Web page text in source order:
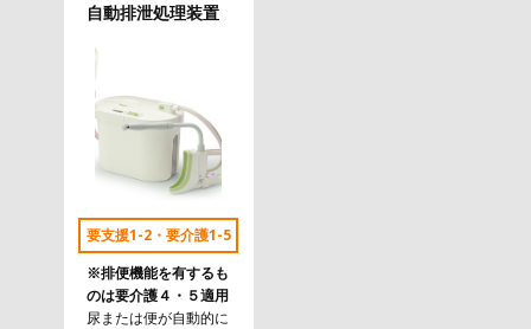
自動排泄処理装置
要支援1-2・要介護1-5
※排便機能を有するも
のは要介護４・５適用
尿または便が自動的に